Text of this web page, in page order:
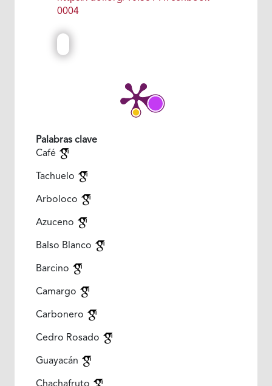
0004
Palabras clave
Café
Tachuelo
Arboloco
Azuceno
Balso Blanco
Barcino
Camargo
Carbonero
Cedro Rosado
Guayacán